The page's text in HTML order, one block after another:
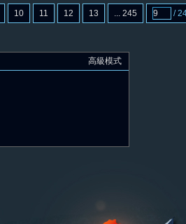
10 11 12 13 ... 245 /
高級模式